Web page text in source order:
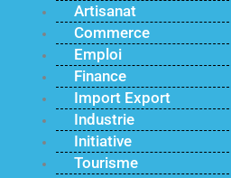
Artisanat
Commerce
Emploi
Finance
Import Export
Industrie
Initiative
Tourisme